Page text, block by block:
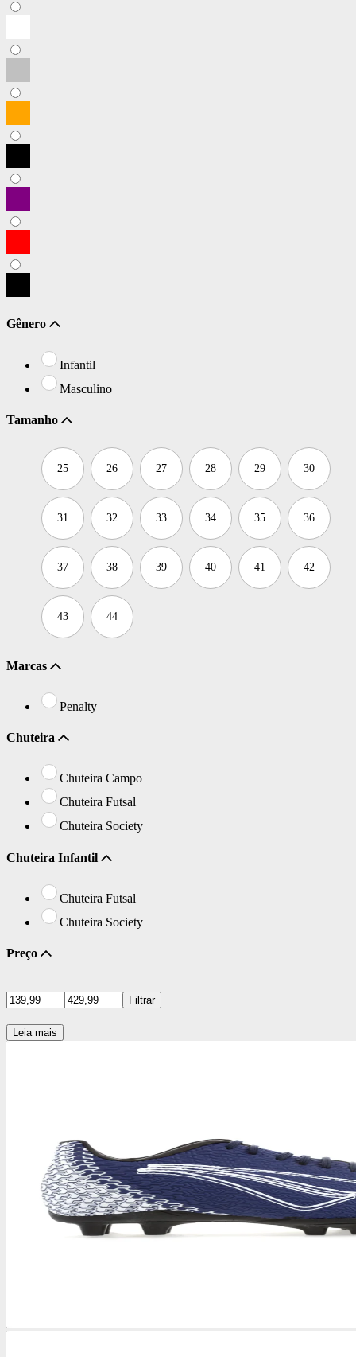
Gênero
Infantil
Masculino
Tamanho
25 26 27 28 29 30
31 32 33 34 35 36
37 38 39 40 41 42
43 44
Marcas
Penalty
Chuteira
Chuteira Campo
Chuteira Futsal
Chuteira Society
Chuteira Infantil
Chuteira Futsal
Chuteira Society
Preço
Filtrar
Leia mais